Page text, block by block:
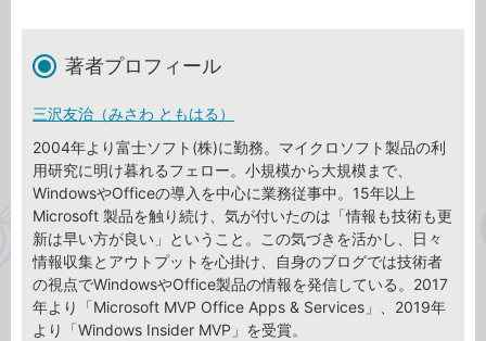
著者プロフィール
三沢友治（みさわ ともはる）
2004年より富士ソフト(株)に勤務。マイクロソフト製品の利
用研究に明け暮れるフェロー。小規模から大規模まで、
WindowsやOfficeの導入を中心に業務従事中。15年以上
Microsoft 製品を触り続け、気が付いたのは「情報も技術も更
新は早い方が良い」ということ。この気づきを活かし、日々
情報収集とアウトプットを心掛け、自身のブログでは技術者
の視点でWindowsやOffice製品の情報を発信している。2017
年より「Microsoft MVP Office Apps & Services」、2019年
より「Windows Insider MVP」を受賞。